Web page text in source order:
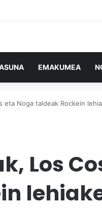
EMAKUMEA
eta Noga taldeak Rockein
Los